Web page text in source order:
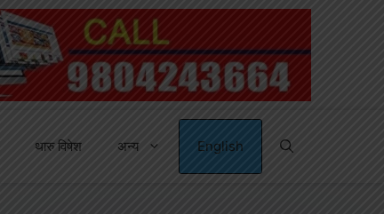
थारु विषेश अन्य English